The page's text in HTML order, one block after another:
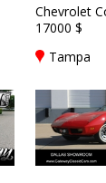
Chevrolet
17000 $
Tampa